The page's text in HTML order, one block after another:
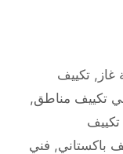
غاز ,تكييف
تكييف مناطق,
باكستاني, فني